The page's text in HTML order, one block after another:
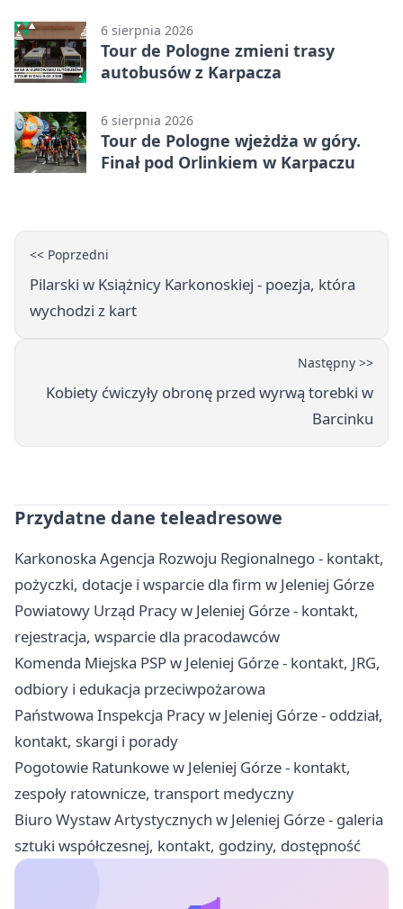
6 sierpnia 2026
Tour de Pologne zmieni trasy
autobusów z Karpacza
6 sierpnia 2026
Tour de Pologne wjeżdża w góry.
Finał pod Orlinkiem w Karpaczu
<< Poprzedni
Pilarski w Książnicy Karkonoskiej - poezja, która
wychodzi z kart
Następny >>
Kobiety ćwiczyły obronę przed wyrwą torebki w
Barcinku
Przydatne dane teleadresowe
Karkonoska Agencja Rozwoju Regionalnego - kontakt,
pożyczki, dotacje i wsparcie dla firm w Jeleniej Górze
Powiatowy Urząd Pracy w Jeleniej Górze - kontakt,
rejestracja, wsparcie dla pracodawców
Komenda Miejska PSP w Jeleniej Górze - kontakt, JRG,
odbiory i edukacja przeciwpożarowa
Państwowa Inspekcja Pracy w Jeleniej Górze - oddział,
kontakt, skargi i porady
Pogotowie Ratunkowe w Jeleniej Górze - kontakt,
zespoły ratownicze, transport medyczny
Biuro Wystaw Artystycznych w Jeleniej Górze - galeria
sztuki współczesnej, kontakt, godziny, dostępność